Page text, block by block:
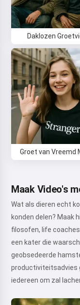
Daklozen
Groet van Vreemd
Maak Video's
Wat als dieren echt
konden delen? Maak
filosofen, life
een kater die
geobsedeerde
productiviteitsadvies
iedereen om zal
Ik